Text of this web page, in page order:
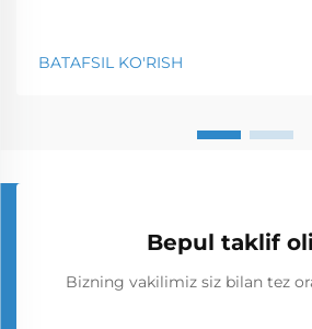
BATAFSIL KO'RISH
Bepul taklif
Bizning vakilimiz siz bilan tez